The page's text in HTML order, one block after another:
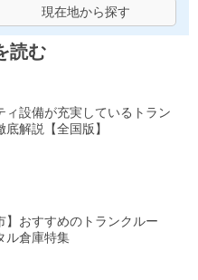
現在地から探す
読む
ィ設備が充実しているトラン
底解説【全国版】
】おすすめのトランクルー
ル倉庫特集